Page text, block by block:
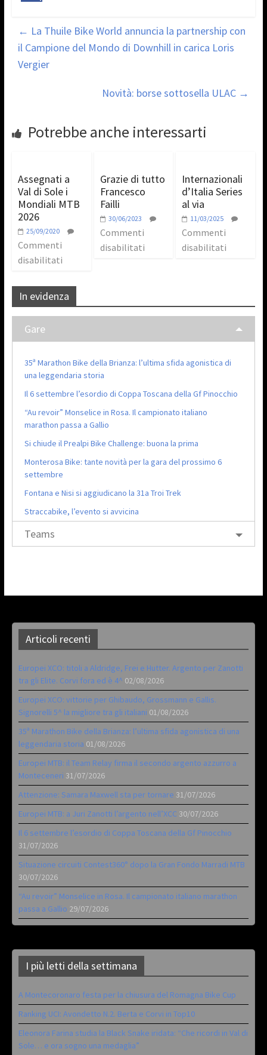
← La Thuile Bike World annuncia la partnership con
il Campione del Mondo di Downhill in carica Loris
Vergier
Novità: borse sottosella ULAC →
Potrebbe anche interessarti
Assegnati a
Val di Sole i
Mondiali MTB
2026
25/09/2020
Commenti
disabilitati
Grazie di tutto
Francesco
Failli
30/06/2023
Commenti
disabilitati
Internazionali
d’Italia Series
al via
11/03/2025
Commenti
disabilitati
In evidenza
Gare
35ª Marathon Bike della Brianza: l’ultima sfida agonistica di
una leggendaria storia
Il 6 settembre l’esordio di Coppa Toscana della Gf Pinocchio
“Au revoir” Monselice in Rosa. Il campionato italiano
marathon passa a Gallio
Si chiude il Prealpi Bike Challenge: buona la prima
Monterosa Bike: tante novità per la gara del prossimo 6
settembre
Fontana e Nisi si aggiudicano la 31a Troi Trek
Straccabike, l’evento si avvicina
Teams
Articoli recenti
Europei XCO: titoli a Aldridge, Frei e Hutter. Argento per Zanotti
tra gli Elite. Corvi fora ed è 4^ 02/08/2026
Europei XCO: vittorie per Ghibaudo, Grossmann e Gallis.
Signorelli 5^ la migliore tra gli italiani 01/08/2026
35ª Marathon Bike della Brianza: l’ultima sfida agonistica di una
leggendaria storia 01/08/2026
Europei MTB: il Team Relay firma il secondo argento azzurro a
Monteceneri 31/07/2026
Attenzione: Samara Maxwell sta per tornare 31/07/2026
Europei MTB: a Juri Zanotti l’argento nell’XCC 30/07/2026
Il 6 settembre l’esordio di Coppa Toscana della Gf Pinocchio
31/07/2026
Situazione circuiti Contest360° dopo la Gran Fondo Marradi MTB
30/07/2026
“Au revoir” Monselice in Rosa. Il campionato italiano marathon
passa a Gallio 29/07/2026
I più letti della settimana
A Montecoronaro festa per la chiusura del Romagna Bike Cup
Ranking UCI: Avondetto N.2. Berta e Corvi in Top10
Eleonora Farina studia la Black Snake iridata: “Che ricordi in Val di
Sole… e ora sogno una medaglia”